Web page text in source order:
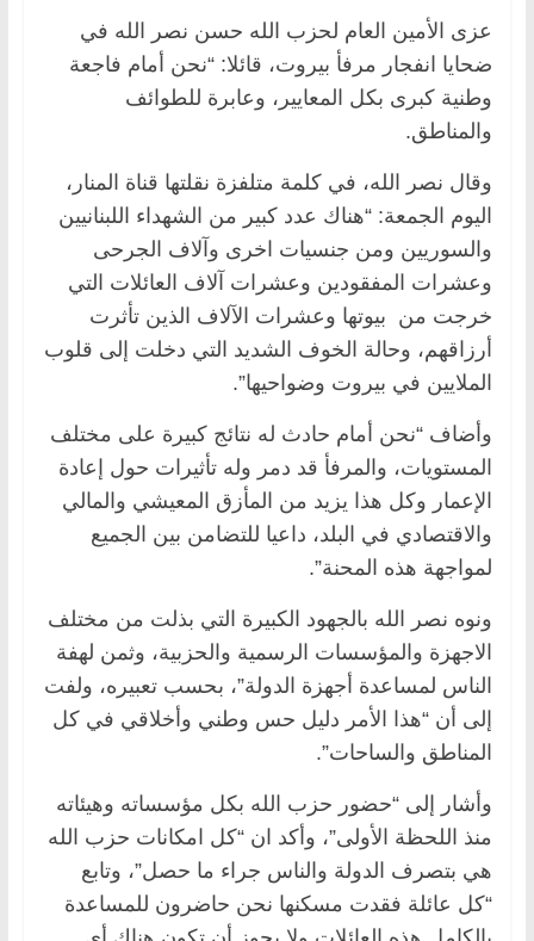
عزى الأمين العام لحزب الله حسن نصر الله في
ضحايا انفجار مرفأ بيروت، قائلا: “نحن أمام فاجعة
وطنية كبرى بكل المعايير، وعابرة للطوائف
والمناطق.
وقال نصر الله، في كلمة متلفزة نقلتها قناة المنار،
اليوم الجمعة: “هناك عدد كبير من الشهداء اللبنانيين
والسوريين ومن جنسيات اخرى وآلاف الجرحى
وعشرات المفقودين وعشرات آلاف العائلات التي
خرجت من بيوتها وعشرات الآلاف الذين تأثرت
أرزاقهم، وحالة الخوف الشديد التي دخلت إلى قلوب
الملايين في بيروت وضواحيها”.
وأضاف “نحن أمام حادث له نتائج كبيرة على مختلف
المستويات، والمرفأ قد دمر وله تأثيرات حول إعادة
الإعمار وكل هذا يزيد من المأزق المعيشي والمالي
والاقتصادي في البلد، داعيا للتضامن بين الجميع
لمواجهة هذه المحنة”.
ونوه نصر الله بالجهود الكبيرة التي بذلت من مختلف
الاجهزة والمؤسسات الرسمية والحزبية، وثمن لهفة
الناس لمساعدة أجهزة الدولة”، بحسب تعبيره، ولفت
إلى أن “هذا الأمر دليل حس وطني وأخلاقي في كل
المناطق والساحات”.
وأشار إلى “حضور حزب الله بكل مؤسساته وهيئاته
منذ اللحظة الأولى”، وأكد ان “كل امكانات حزب الله
هي بتصرف الدولة والناس جراء ما حصل”، وتابع
“كل عائلة فقدت مسكنها نحن حاضرون للمساعدة